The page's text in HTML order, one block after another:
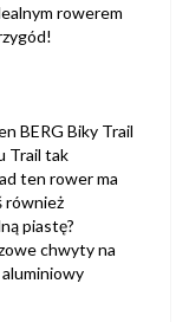
rowerem
BERG Biky Trail
Trail tak
ten rower ma
również
piastę?
chwyty na